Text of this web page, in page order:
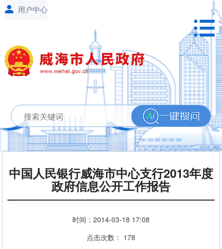
中国人民银行威海市中心支行2013年度
政府信息公开工作报告
时间： 2014-03-18 17:08
点击次数： 178